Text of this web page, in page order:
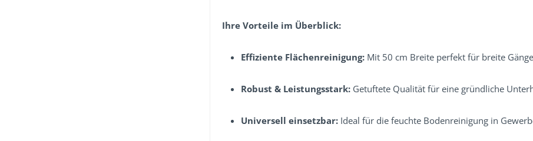
Ihre Vorteile im Überblick:
Effiziente Flächenreinigung: Mit 50 cm Breite perfekt für breite
Robust & Leistungsstark: Getuftete Qualität für eine gründliche
Universell einsetzbar: Ideal für die feuchte Bodenreinigung in